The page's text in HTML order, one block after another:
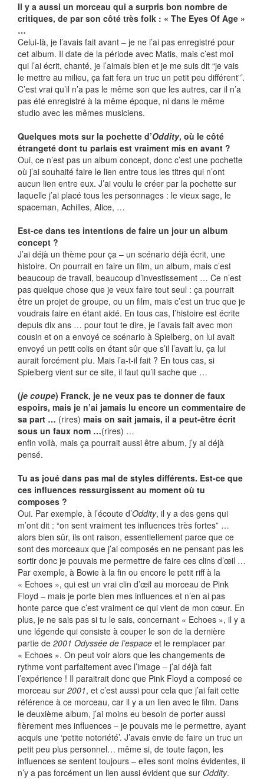
Il y a aussi un morceau qui a surpris bon nombre de
critiques, de par son côté très folk : « The Eyes Of Age »
…
Celui-là, je l’avais fait avant – je ne l’ai pas enregistré pour
cet album. Il date de la période avec Matis, mais c’est moi
qui l’ai écrit, chanté, je l’aimais bien et je me suis dit “je vais
le mettre au milieu, ça fait fera un truc un petit peu différent”’.
C’est vrai qu’il n’a pas le même son que les autres, car il n’a
pas été enregistré à la même époque, ni dans le même
studio avec les mêmes musiciens.
Quelques mots sur la pochette d’Oddity, où le côté
étrangeté dont tu parlais est vraiment mis en avant ?
Oui, ce n’est pas un album concept, donc c’est une pochette
où j’ai souhaité faire le lien entre tous les titres qui n’ont
aucun lien entre eux. J’ai voulu le créer par la pochette sur
laquelle j’ai placé tous les personnages : le vieux sage, le
spaceman, Achilles, Alice, …
Est-ce dans tes intentions de faire un jour un album
concept ?
J’ai déjà un thème pour ça – un scénario déjà écrit, une
histoire. On pourrait en faire un film, un album, mais c’est
beaucoup de travail, beaucoup d’investissement … Ce n’est
pas quelque chose que je veux faire tout seul : ça pourrait
être un projet de groupe, ou un film, mais c’est un truc que je
voudrais faire en étant aidé. En tous cas, l’histoire est écrite
depuis dix ans … pour tout te dire, je l’avais fait avec mon
cousin et on a envoyé ce scénario à Spielberg, on lui avait
envoyé un petit colis en étant sûr que s’il l’avait lu, ça lui
aurait forcément plu. Mais l’a-t-il fait ? En tous cas, si
Spielberg vient sur ce site, il faut qu’il sache que …
(je coupe) Franck, je ne veux pas te donner de faux
espoirs, mais je n’ai jamais lu encore un commentaire de
sa part … (rires) mais on sait jamais, il a peut-être écrit
sous un faux nom …(rires) …
enfin voilà, mais ça pourrait aussi être album, j’y ai déjà
pensé.
Tu as joué dans pas mal de styles différents. Est-ce que
ces influences ressurgissent au moment où tu
composes ?
Oui. Par exemple, à l’écoute d’Oddity, il y a des gens qui
m’ont dit : “on sent vraiment tes influences très fortes” …
alors bien sûr, ils ont raison, essentiellement parce que ce
sont des morceaux que j’ai composés en ne pensant pas les
sortir donc je pouvais me permettre de faire ces clins d’œil …
Par exemple, à Bowie à la fin ou encore le petit riff à la
« Echoes », qui est un vrai clin d’œil au morceau de Pink
Floyd – mais je porte bien mes influences et n’en ai pas
honte parce que c’est vraiment ce qui vient de mon cœur. En
plus, je ne sais pas si tu le sais, concernant « Echoes », il y a
une légende qui consiste à couper le son de la dernière
partie de 2001 Odyssée de l’espace et le remplacer par
« Echoes ». On peut voir alors que les changements de
rythme vont parfaitement avec l’image – j’ai déjà fait
l’expérience ! Il paraitrait donc que Pink Floyd a composé ce
morceau sur 2001, et c’est aussi pour cela que j’ai fait cette
référence à ce morceau, car il y a un lien avec le film. Dans
le deuxième album, j’ai moins eu besoin de porter aussi
fièrement mes influences – je pouvais me le permettre, ayant
acquis une ‘petite notoriété’. J’avais envie de faire un truc un
petit peu plus personnel… même si, de toute façon, les
influences se sentent toujours – elles sont moins évidentes, il
n’y a pas forcément un lien aussi évident que sur Oddity.